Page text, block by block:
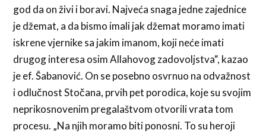
god da on živi i boravi. Najveća snaga jedne zajednice
je džemat, a da bismo imali jak džemat moramo imati
iskrene vjernike sa jakim imanom, koji neće imati
drugog interesa osim Allahovog zadovoljstva“, kazao
je ef. Šabanović. On se posebno osvrnuo na odvažnost
i odlučnost Stočana, prvih pet porodica, koje su svojim
neprikosnovenim pregalaštvom otvorili vrata tom
procesu. „Na njih moramo biti ponosni. To su heroji